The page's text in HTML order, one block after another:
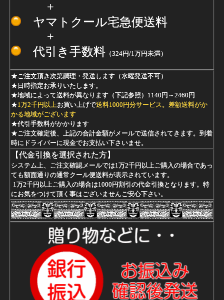
+
ヤマトクール宅急便送料
+
代引き手数料 （324円/1万円未満）
★ご注文頂き次第調理・発送します（水曜発送不可）
★日時指定お承りいたします。
★地域によって送料が異なります（下記参照）1140円～2460円
★1万2千円以上お買い上げで送料1000円分サービス。 差額送料がか
かる地域がございます
★代引手数料がかかります
★ご注文確定後、上記の合計金額がメールで送信されてきます。到着
時にドライバーに現金でお支払い下さいませ。
【代金引換を選択された方】
システム上、ご注文確認メールでは1万2千円以上ご購入の場合であっ
ても額面通りの通常クール便送料が表示されています。
1万2千円以上ご購入の場合は1000円割引の代金引換となります。特
にお気をつけて頂く事はございませんご安心下さい。